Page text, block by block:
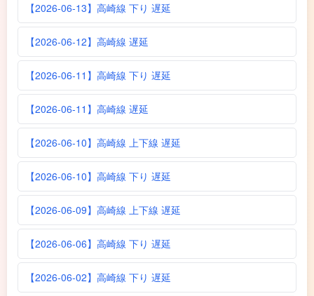
【2026-06-13】高崎線 下り 遅延
【2026-06-12】高崎線 遅延
【2026-06-11】高崎線 下り 遅延
【2026-06-11】高崎線 遅延
【2026-06-10】高崎線 上下線 遅延
【2026-06-10】高崎線 下り 遅延
【2026-06-09】高崎線 上下線 遅延
【2026-06-06】高崎線 下り 遅延
【2026-06-02】高崎線 下り 遅延